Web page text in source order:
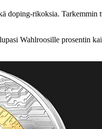
doping-rikoksia.
Wahlroosille prosentin